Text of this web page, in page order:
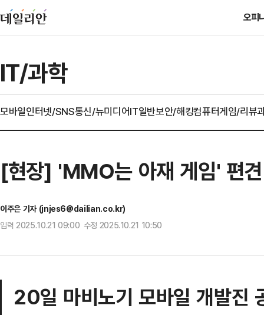
오피
IT/과학
모바일인터넷/SNS통신/뉴미디어IT일반보안/해킹컴퓨터게임/리뷰
[현장] 'MMO는 아재 게임' 편
이주은 기자 (jnjes6@dailian.co.kr)
입력 2025.10.21 09:00 수정 2025.10.21 10:50
20일 마비노기 모바일 개발진